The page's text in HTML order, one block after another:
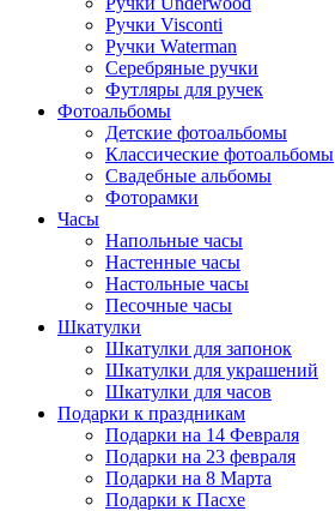
Ручки Visconti
Ручки Waterman
Серебряные ручки
Футляры для ручек
Фотоальбомы
Детские фотоальбомы
Классические фотоальбомы
Свадебные альбомы
Фоторамки
Часы
Напольные часы
Настенные часы
Настольные часы
Песочные часы
Шкатулки
Шкатулки для запонок
Шкатулки для украшений
Шкатулки для часов
Подарки к праздникам
Подарки на 14 Февраля
Подарки на 23 февраля
Подарки на 8 Марта
Подарки к Пасхе